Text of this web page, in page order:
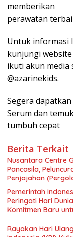
memberikan
perawatan
Untuk informasi
kunjungi
ikuti akun media
@azarinekids.
Segera
Serum dan
tumbuh cepat
Berita Terkait
Nusantara Centre
Pancasila,
Penjajahan
Simposium
Nasional dan
Menuju Indonesia
Pemerintah
Peringati Hari
Komitmen Baru
Rayakan Hari